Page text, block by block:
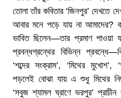
তোলা তাঁর কবিতার ‘জিনপুর’ দেখতে
আবার মনে পড়ে যায় না আমাদের?
ভাবিত ছিলেন—তার প্রমাণ পাওয়া
প্রবন্ধগ্রন্থের বিভিন্ন
‘শব্দের সংক্রাম’, ‘মিথের
পড়লেই বোঝা যায় এ শুধু মিথের
‘সবুজ শ্যামল ঘ্রাণে ভরপুর’ প্রাচীন